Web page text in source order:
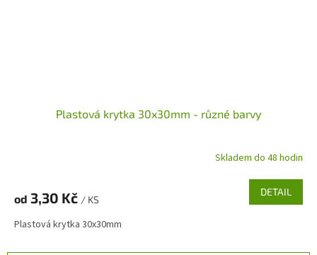
Plastová krytka 30x30mm - různé barvy
Skladem do 48 hodin
od 3,30 Kč / KS
DETAIL
Plastová krytka 30x30mm